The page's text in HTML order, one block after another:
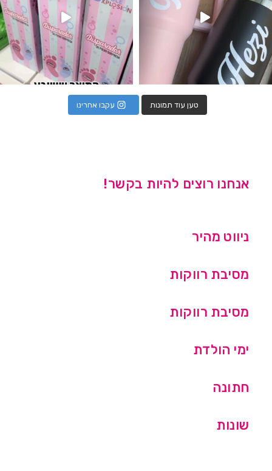
טען עוד תמונות עקבו אחרינו
אנחנו רוצים להיות בקשר!
ניווט מהיר
מסיבת רווקות
מסיבת רווקות
ימי הולדת
חתונה
שונות